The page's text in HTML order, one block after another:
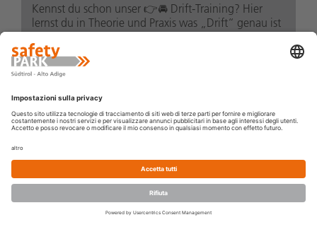
BUONO NOVITÀ
Kennst du schon unser 👉🚘 Drift-Training? Hier
lernst du in Theorie und Praxis was „Drift“ genau ist
und wie du bei Verlust der Standsicherheit und der
damit verbundenen Schleudergefahr richt...
più